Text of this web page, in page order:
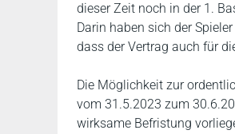
dieser Zeit noch in der 1.
Darin haben sich der
dass der Vertrag auch für
Die Möglichkeit zur
vom 31.5.2023 zum
wirksame Befristung